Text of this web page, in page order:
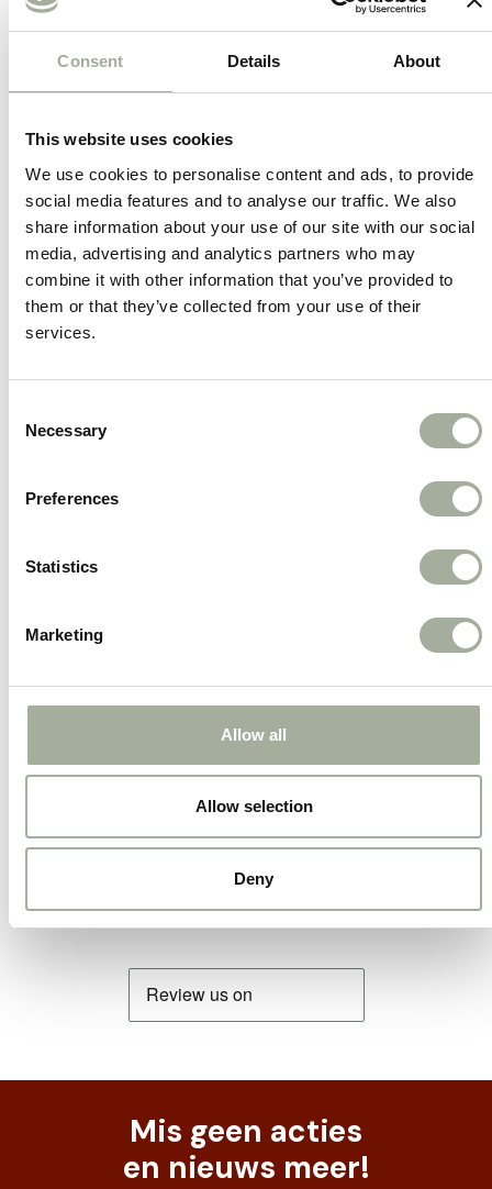
Consent Details About
This website uses cookies
We use cookies to personalise content and ads, to provide
social media features and to analyse our traffic. We also
share information about your use of our site with our social
media, advertising and analytics partners who may
combine it with other information that you’ve provided to
them or that they’ve collected from your use of their
services.
Selection
Necessary
Preferences
Statistics
Marketing
Allow all
Allow selection
Deny
maag tot uitzetting.
Volledig hondenvoer voor volwassen
heeft voor een actief en gezond leven.
Ondersteunt huid, vacht en
spijsvertering
Met essentiële vetzuren, vezels en vitaminen
voor een stralende hond van binnen en
Geschikt voor honden met een normaal
Grote voordeelverpakking van 15 kg
honden – gemak en kwaliteit in één zak.
Deze geperste brokken van Huisdierwellness
voor hun hond.
Mis geen acties
en nieuws meer!